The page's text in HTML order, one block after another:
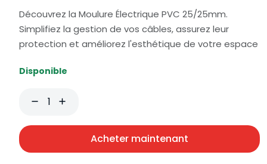
Découvrez la Moulure Électrique PVC 25/25mm.
Simplifiez la gestion de vos câbles, assurez leur
protection et améliorez l'esthétique de votre espace
Disponible
Acheter maintenant